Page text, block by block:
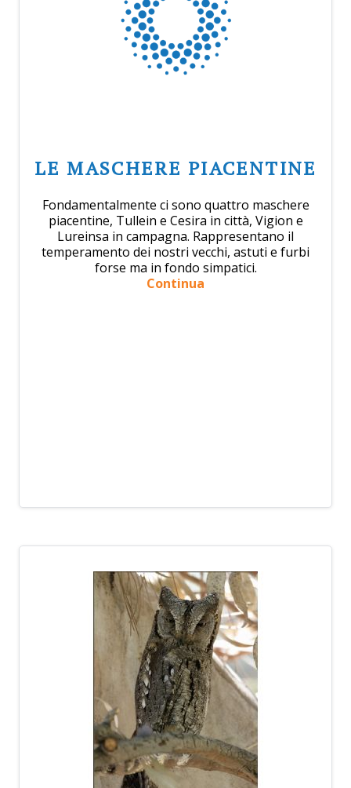
LE MASCHERE PIACENTINE
Fondamentalmente ci sono quattro maschere
piacentine, Tullein e Cesira in città, Vigion e
Lureinsa in campagna. Rappresentano il
temperamento dei nostri vecchi, astuti e furbi
forse ma in fondo simpatici.
Continua